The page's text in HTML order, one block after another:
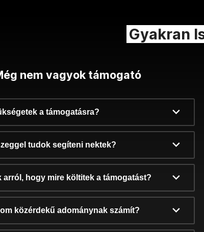
Gyakran
nem vagyok támogató
a támogatásra?
tudok segíteni nektek?
arról, hogy mire költitek a támogatást?
közérdekű adománynak számít?